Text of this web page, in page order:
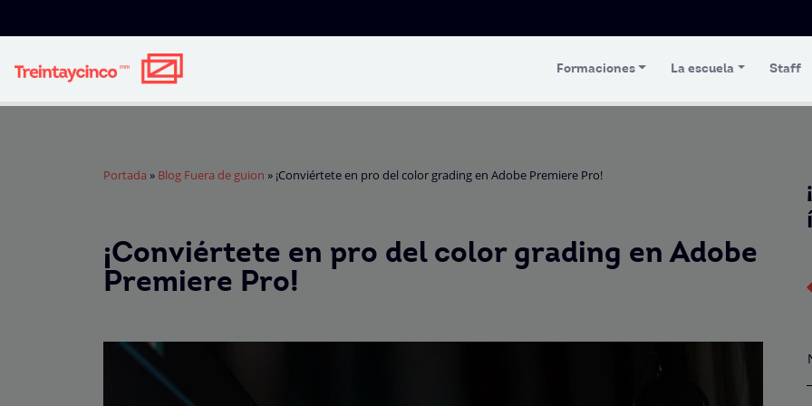
Formaciones La escuela Staff
Portada » Blog Fuera de guion » ¡Conviértete en pro del color grading en Adobe Premiere Pro!
¡Conviértete en pro del color grading en Adobe
Premiere Pro!